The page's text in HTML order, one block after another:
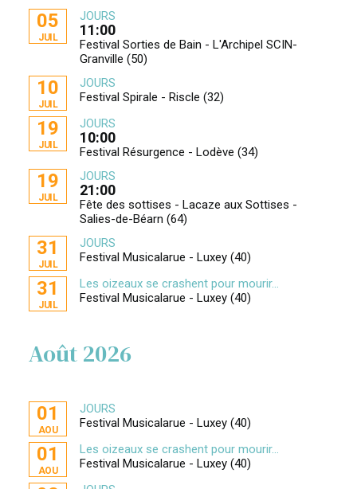
05
JUIL
JOURS
11:00
Festival Sorties de Bain - L'Archipel SCIN-
Granville (50)
10
JUIL
JOURS
Festival Spirale - Riscle (32)
19
JUIL
JOURS
10:00
Festival Résurgence - Lodève (34)
19
JUIL
JOURS
21:00
Fête des sottises - Lacaze aux Sottises -
Salies-de-Béarn (64)
31
JUIL
JOURS
Festival Musicalarue - Luxey (40)
31
JUIL
Les oizeaux se crashent pour mourir...
Festival Musicalarue - Luxey (40)
Août 2026
01
AOU
JOURS
Festival Musicalarue - Luxey (40)
01
AOU
Les oizeaux se crashent pour mourir...
Festival Musicalarue - Luxey (40)